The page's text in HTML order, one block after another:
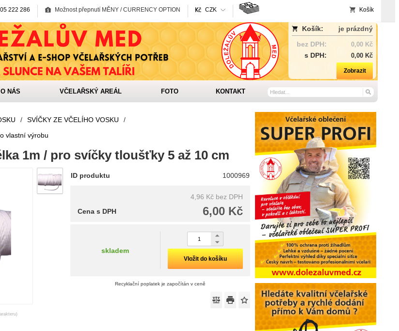
222 286 Možnost přepnutí MĚNY / CURRENCY OPTION CZK Košík
Košík:
je prázdný
bez DPH:
0,00 Kč
s DPH: 0,00 Kč
Zobrazit
O NÁS VČELAŘSKÝ AREÁL FOTO KONTAKT
/ SVÍČKY ZE VČELÍHO VOSKU
/
vlastní výrobu
1m / pro svíčky tloušťky 5 až 10 cm
ID produktu 1000969
4,96 Kč bez DPH
6,00 Kč
Cena s DPH
skladem
Vložit do košíku
Recyklační poplatek je započítán v ceně